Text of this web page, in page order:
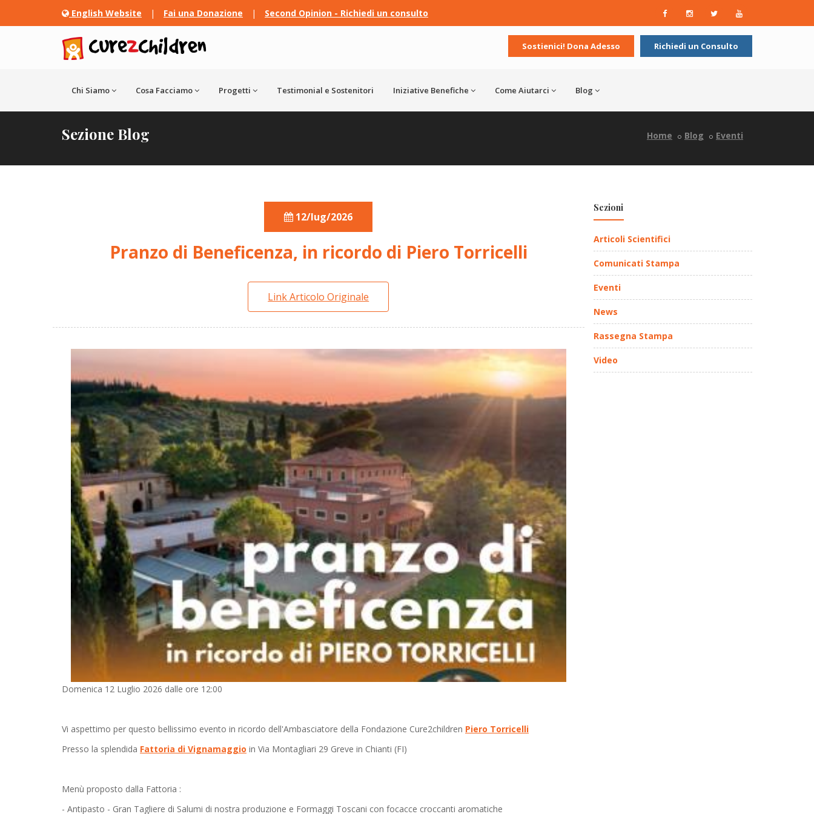
English Website | Fai una Donazione | Second Opinion - Richiedi un consulto
Sostienici! Dona Adesso Richiedi un Consulto
Chi Siamo Cosa Facciamo Progetti Testimonial e Sostenitori Iniziative Benefiche Come Aiutarci Blog
Sezione Blog Home Blog Eventi
12/lug/2026
Pranzo di Beneficenza, in ricordo di Piero Torricelli
Link Articolo Originale
Domenica 12 Luglio 2026 dalle ore 12:00
Vi aspettimo per questo bellissimo evento in ricordo dell'Ambasciatore della Fondazione Cure2children Piero Torricelli
Presso la splendida Fattoria di Vignamaggio in Via Montagliari 29 Greve in Chianti (FI)
Menù proposto dalla Fattoria :
- Antipasto - Gran Tagliere di Salumi di nostra produzione e Formaggi Toscani con focacce croccanti aromatiche
Sezioni
Articoli Scientifici
Comunicati Stampa
Eventi
News
Rassegna Stampa
Video